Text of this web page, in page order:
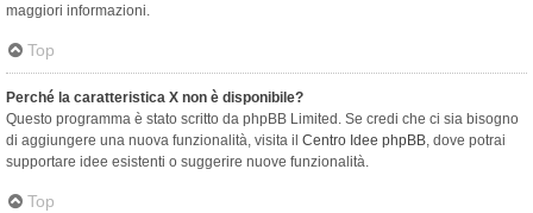
maggiori informazioni.
Top
Perché la caratteristica X non è disponibile?
Questo programma è stato scritto da phpBB Limited. Se credi che ci sia bisogno
di aggiungere una nuova funzionalità, visita il Centro Idee phpBB, dove potrai
supportare idee esistenti o suggerire nuove funzionalità.
Top